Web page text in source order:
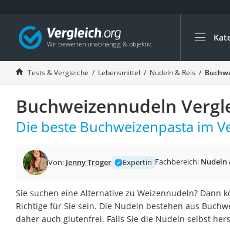
Die
Eiklar
Balsamico-
Tests & Vergleiche Lebensmittel Nudeln & Reis
Buchweizennudeln
Die beste Buchweizenpasta im
Von: Jenny Tröger Expertin Fachbereich: Nudeln
Sie suchen eine Alternative zu Weizennudeln? Dann
Richtige für Sie sein. Die Nudeln bestehen aus
daher auch glutenfrei. Falls Sie die Nudeln selbst